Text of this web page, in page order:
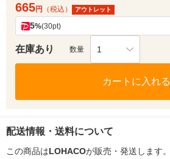
665円 （税込） アウトレット
5%(30pt)
在庫あり 数量 1
カートに入れる
配送情報・送料について
この商品はLOHACOが販売・発送します。